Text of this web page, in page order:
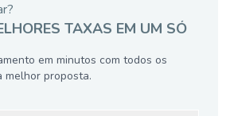
TAXAS EM UM SÓ
em minutos com todos os
melhor proposta.